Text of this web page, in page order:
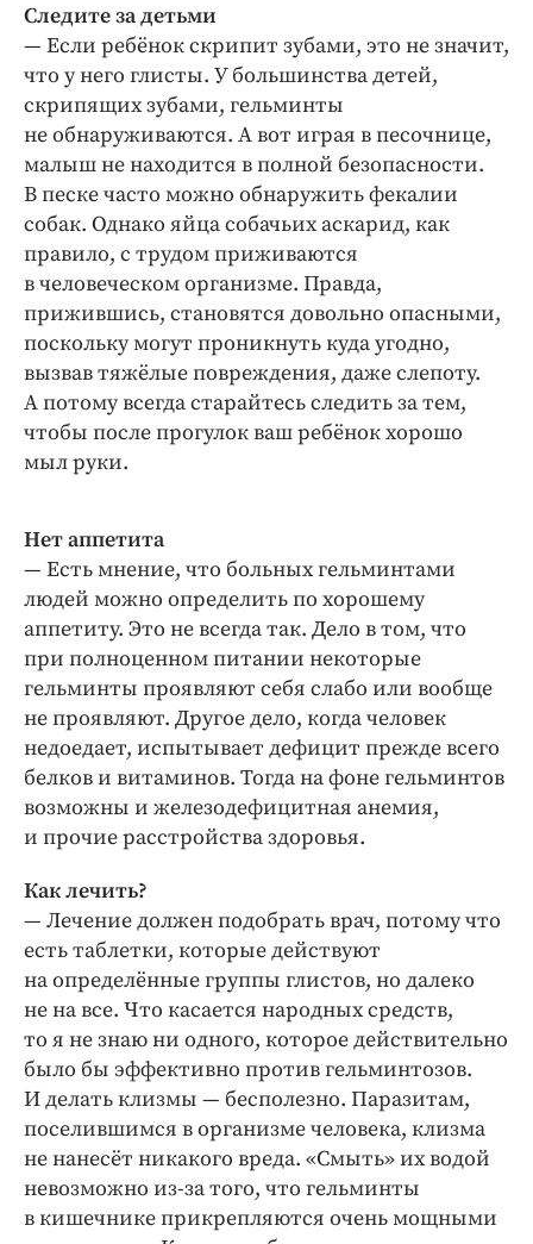
Следите за детьми
— Если ребёнок скрипит зубами, это не значит,
что у него глисты. У большинства детей,
скрипящих зубами, гельминты
не обнаруживаются. А вот играя в песочнице,
малыш не находится в полной безопасности.
В песке часто можно обнаружить фекалии
собак. Однако яйца собачьих аскарид, как
правило, с трудом приживаются
в человеческом организме. Правда,
прижившись, становятся довольно опасными,
поскольку могут проникнуть куда угодно,
вызвав тяжёлые повреждения, даже слепоту.
А потому всегда старайтесь следить за тем,
чтобы после прогулок ваш ребёнок хорошо
мыл руки.
Нет аппетита
— Есть мнение, что больных гельминтами
людей можно определить по хорошему
аппетиту. Это не всегда так. Дело в том, что
при полноценном питании некоторые
гельминты проявляют себя слабо или вообще
не проявляют. Другое дело, когда человек
недоедает, испытывает дефицит прежде всего
белков и витаминов. Тогда на фоне гельминтов
возможны и железодефицитная анемия,
и прочие расстройства здоровья.
Как лечить?
— Лечение должен подобрать врач, потому что
есть таблетки, которые действуют
на определённые группы глистов, но далеко
не на все. Что касается народных средств,
то я не знаю ни одного, которое действительно
было бы эффективно против гельминтозов.
И делать клизмы — бесполезно. Паразитам,
поселившимся в организме человека, клизма
не нанесёт никакого вреда. «Смыть» их водой
невозможно из-за того, что гельминты
в кишечнике прикрепляются очень мощными